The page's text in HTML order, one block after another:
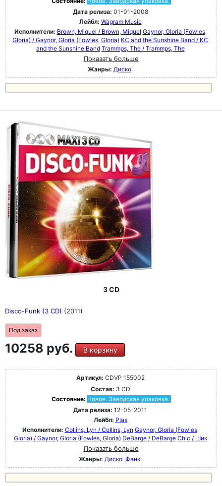
Дата релиза: 01-01-2008
Лейбл: Wagram Music
Исполнители: Brown, Miquel / Brown, Miquel Gaynor, GIoria (Fowles,
Gloria) / Gaynor, GIoria (Fowles, Gloria) KC and the Sunshine Band / KC
and the Sunshine Band Trammps, The / Trammps, The
Показать больше
Жанры: Диско
3 CD
Disco-Funk (3 CD) (2011)
Под заказ
10258 руб. В корзину
Артикул: CDVP 155002
Состав: 3 CD
Состояние: Новое. Заводская упаковка.
Дата релиза: 12-05-2011
Лейбл: Pias
Исполнители: Collins, Lyn / Collins, Lyn Gaynor, GIoria (Fowles,
Gloria) / Gaynor, GIoria (Fowles, Gloria) DeBarge / DeBarge Chic / Шик
Показать больше
Жанры: Диско Фанк